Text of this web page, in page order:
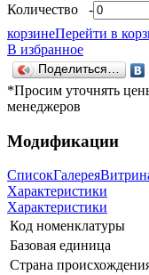
Количество -
корзинеПерейти в
В избранное
Поделиться…
*Просим уточнять
менеджеров
Модификации
СписокГалерея
Характеристики
Характеристики
Код номенклатуры
Базовая единица
Страна